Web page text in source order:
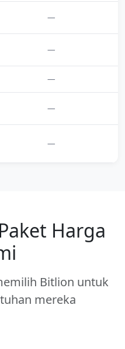
—
—
—
—
—
Harga
Bitlion untuk
mereka